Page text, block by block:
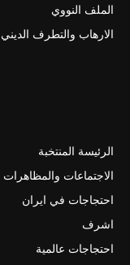
الملف النووي
الارهاب والتطرف الديني
الرئيسة المنتخبة
الاجتماعات والمظاهرات
احتجاجات في ايران
اشرف
احتجاجات عالمية